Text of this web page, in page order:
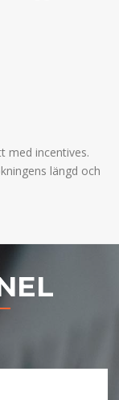
med incentives.
längd och